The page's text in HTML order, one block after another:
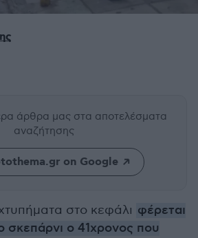
άρθρα μας στα αποτελέσματα
αναζήτησης
on Google
στο κεφάλι φέρεται
σκεπάρνι ο 41χρονος που